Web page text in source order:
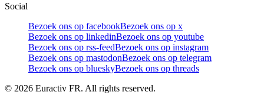
Social
Bezoek ons op facebookBezoek ons op x
Bezoek ons op linkedinBezoek ons op youtube
Bezoek ons op rss-feedBezoek ons op instagram
Bezoek ons op mastodonBezoek ons op telegram
Bezoek ons op blueskyBezoek ons op threads
© 2026 Euractiv FR. All rights reserved.